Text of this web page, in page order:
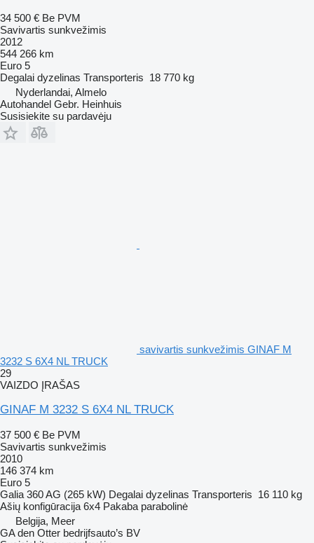
34 500 € Be PVM
Savivartis sunkvežimis
2012
544 266 km
Euro 5
Degalai dyzelinas Transporteris 18 770 kg
Nyderlandai, Almelo
Autohandel Gebr. Heinhuis
Susisiekite su pardavėju
savivartis sunkvežimis GINAF M
3232 S 6X4 NL TRUCK
29
VAIZDO ĮRAŠAS
GINAF M 3232 S 6X4 NL TRUCK
37 500 € Be PVM
Savivartis sunkvežimis
2010
146 374 km
Euro 5
Galia 360 AG (265 kW) Degalai dyzelinas Transporteris 16 110 kg
Ašių konfigūracija 6x4 Pakaba parabolinė
Belgija, Meer
GA den Otter bedrijfsauto’s BV